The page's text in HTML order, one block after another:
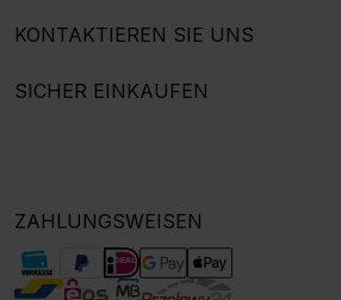
KONTAKTIEREN SIE UNS
SICHER EINKAUFEN
ZAHLUNGSWEISEN